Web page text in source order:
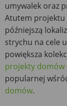
umywalek oraz
Atutem projektu
późniejszą
strychu na cele
powiększa
projekty domów
popularnej
domów.